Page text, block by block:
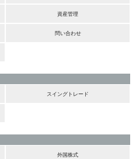
資産管理
問い合わせ
スイングトレード
外国株式